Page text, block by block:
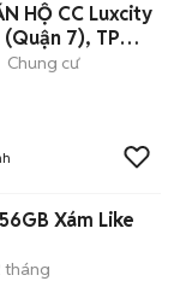
HỘ CC Luxcity
7), TP
Chung cư
Xám Like
tháng